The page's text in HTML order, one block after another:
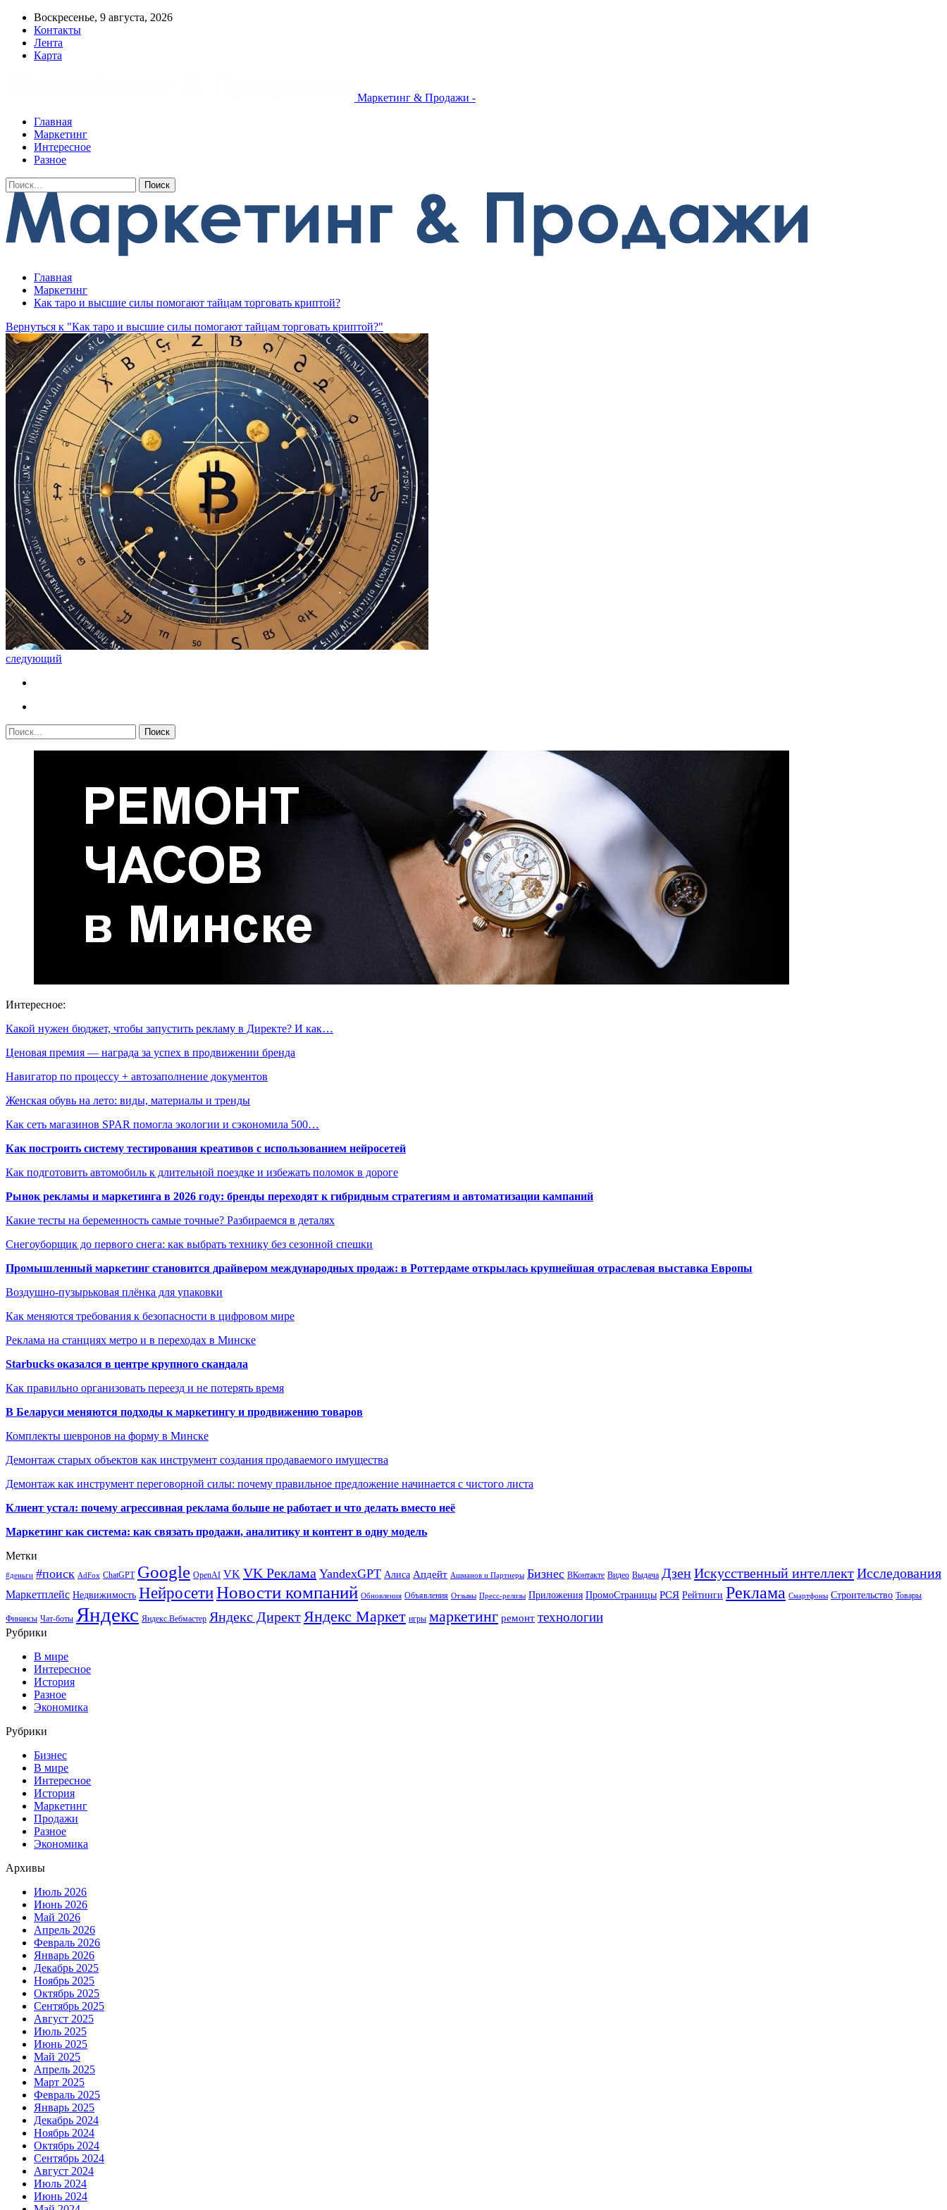
Воскресенье, 9 августа, 2026
Контакты
Лента
Карта
Маркетинг & Продажи -
Главная
Маркетинг
Интересное
Разное
Главная
Маркетинг
Как таро и высшие силы помогают тайцам торговать криптой?
Вернуться к "Как таро и высшие силы помогают тайцам торговать криптой?"
следующий
Интересное:
Какой нужен бюджет, чтобы запустить рекламу в Директе? И как…
Ценовая премия — награда за успех в продвижении бренда
Навигатор по процессу + автозаполнение документов
Женская обувь на лето: виды, материалы и тренды
Как сеть магазинов SPAR помогла экологии и сэкономила 500…
Как построить систему тестирования креативов с использованием нейросетей
Как подготовить автомобиль к длительной поездке и избежать поломок в дороге
Рынок рекламы и маркетинга в 2026 году: бренды переходят к гибридным стратегиям и автоматизации кампаний
Какие тесты на беременность самые точные? Разбираемся в деталях
Снегоуборщик до первого снега: как выбрать технику без сезонной спешки
Промышленный маркетинг становится драйвером международных продаж: в Роттердаме открылась крупнейшая отраслевая выставка Европы
Воздушно-пузырьковая плёнка для упаковки
Как меняются требования к безопасности в цифровом мире
Реклама на станциях метро и в переходах в Минске
Starbucks оказался в центре крупного скандала
Как правильно организовать переезд и не потерять время
В Беларуси меняются подходы к маркетингу и продвижению товаров
Комплекты шевронов на форму в Минске
Демонтаж старых объектов как инструмент создания продаваемого имущества
Демонтаж как инструмент переговорной силы: почему правильное предложение начинается с чистого листа
Клиент устал: почему агрессивная реклама больше не работает и что делать вместо неё
Маркетинг как система: как связать продажи, аналитику и контент в одну модель
Метки
#деньги #поиск AdFox ChatGPT Google OpenAI VK VK Реклама YandexGPT Алиса Апдейт Ашманов и Партнеры Бизнес ВКонтакте Видео Выдача ДзенИскусственный интеллектИсследования
Маркетплейс Недвижимость НейросетиНовости компаний Обновления Объявления Отзывы Пресс-релизы Приложения ПромоСтраницы РСЯ Рейтинги Реклама Смартфоны Строительство Товары
Финансы Чат-боты Яндекс Яндекс.Вебмастер Яндекс ДиректЯндекс Маркет игры маркетинг ремонт технологии
Рубрики
В мире
Интересное
История
Разное
Экономика
Рубрики
Бизнес
В мире
Интересное
История
Маркетинг
Продажи
Разное
Экономика
Архивы
Июль 2026
Июнь 2026
Май 2026
Апрель 2026
Февраль 2026
Январь 2026
Декабрь 2025
Ноябрь 2025
Октябрь 2025
Сентябрь 2025
Август 2025
Июль 2025
Июнь 2025
Май 2025
Апрель 2025
Март 2025
Февраль 2025
Январь 2025
Декабрь 2024
Ноябрь 2024
Октябрь 2024
Сентябрь 2024
Август 2024
Июль 2024
Июнь 2024